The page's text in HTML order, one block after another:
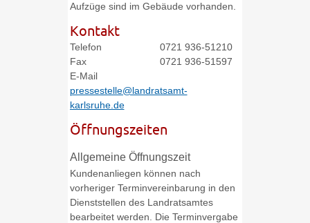
Aufzüge sind im Gebäude vorhanden.
Kontakt
Telefon
0721 936-51210
Fax
0721 936-51597
E-Mail
pressestelle@landratsamt-
karlsruhe.de
Öffnungszeiten
Allgemeine Öffnungszeit
Kundenanliegen können nach
vorheriger Terminvereinbarung in den
Dienststellen des Landratsamtes
bearbeitet werden. Die Terminvergabe